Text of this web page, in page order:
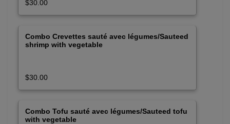
$30.00
Combo Crevettes sauté avec légumes/Sauteed
shrimp with vegetable
$30.00
Combo Tofu sauté avec légumes/Sauteed tofu
with vegetable